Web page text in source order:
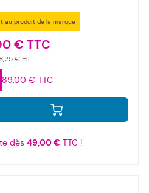
au produit de la marque
€
€
89,00 €
dès 49,00 €TTC !